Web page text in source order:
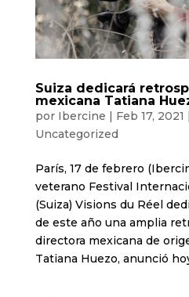
Suiza dedicará
mexicana Tatiana
por Ibercine Feb 17, 2021
Uncategorized
París, 17 de febrero
veterano Festival
(Suiza) Visions du Réel
de este año una amplia
directora mexicana de
Tatiana Huezo, anunció